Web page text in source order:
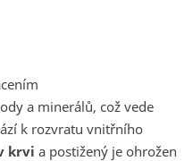
a minerálů, což vede
k rozvratu vnitřního
krvi a postižený je ohrožen